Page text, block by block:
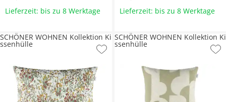
Lieferzeit: bis zu 8 Werktage Lieferzeit: bis zu 8 Werktage
SCHÖNER WOHNEN Kollektion Ki
ssenhülle
SCHÖNER WOHNEN Kollektion Ki
ssenhülle